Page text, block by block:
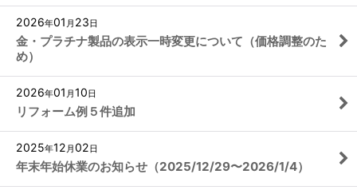
2026年01 月 23日
金・プラチナ製品の表示一時変更について（価格調整のた
め）
2026年01 月10日
リフォーム例５件追加
2025年12 月02日
年末年始休業のお知らせ（2025/12/29〜2026/1/4）